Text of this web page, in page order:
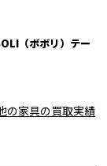
（ボボリ）テー
の家具の買取実績